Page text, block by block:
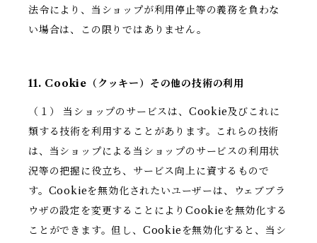
法令により、当ショップが利用停止等の義務を負わな
い場合は、この限りではありません。
11. Cookie（クッキー）その他の技術の利用
（１） 当ショップのサービスは、Cookie及びこれに
類する技術を利用することがあります。これらの技術
は、当ショップによる当ショップのサービスの利用状
況等の把握に役立ち、サービス向上に資するもので
す。Cookieを無効化されたいユーザーは、ウェブブラ
ウザの設定を変更することによりCookieを無効化する
ことができます。但し、Cookieを無効化すると、当シ